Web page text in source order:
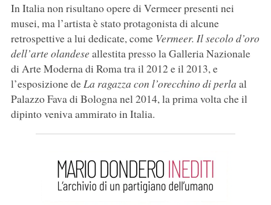
In Italia non risultano opere di Vermeer presenti nei
musei, ma l’artista è stato protagonista di alcune
retrospettive a lui dedicate, come Vermeer. Il secolo d’oro
dell’arte olandeseallestita presso la Galleria Nazionale
di Arte Moderna di Roma tra il 2012 e il 2013, e
l’esposizione deLa ragazza con l’orecchino di perla al
Palazzo Fava di Bologna nel 2014, la prima volta che il
dipinto veniva ammirato in Italia.